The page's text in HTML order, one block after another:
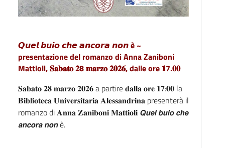
𝙌𝙪𝙚𝙡 𝙗𝙪𝙞𝙤 𝙘𝙝𝙚 𝙖𝙣𝙘𝙤𝙧𝙖 𝙣𝙤𝙣 è ~
presentazione del romanzo di Anna Zaniboni
Mattioli, 𝐒𝐚𝐛𝐚𝐭𝐨 𝟐8 𝐦𝐚𝐫𝐳𝐨 𝟐𝟎𝟐𝟔, dalle ore 𝟏7.𝟎𝟎
𝐒𝐚𝐛𝐚𝐭𝐨 𝟐𝟖 𝐦𝐚𝐫𝐳𝐨 𝟐𝟎𝟐𝟔 a partire 𝐝𝐚𝐥𝐥𝐚 𝐨𝐫𝐞 𝟏𝟕:𝟎𝟎 la
𝐁𝐢𝐛𝐥𝐢𝐨𝐭𝐞𝐜𝐚 𝐔𝐧𝐢𝐯𝐞𝐫𝐬𝐢𝐭𝐚𝐫𝐢𝐚 𝐀𝐥𝐞𝐬𝐬𝐚𝐧𝐝𝐫𝐢𝐧𝐚 presenterà il
romanzo di 𝐀𝐧𝐧𝐚 𝐙𝐚𝐧𝐢𝐛𝐨𝐧𝐢 𝐌𝐚𝐭𝐭𝐢𝐨𝐥𝐢 𝙌𝙪𝙚𝙡 𝙗𝙪𝙞𝙤 𝙘𝙝𝙚
𝙖𝙣𝙘𝙤𝙧𝙖 𝙣𝙤𝙣 è.